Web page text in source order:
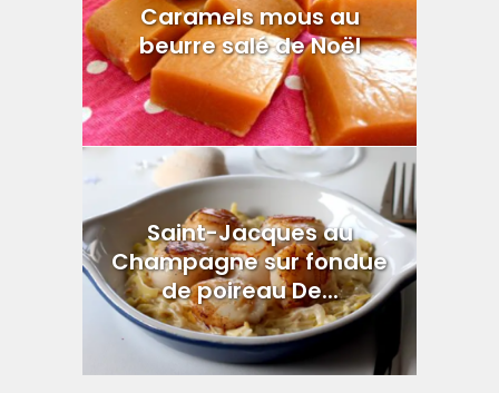
Caramels mous au
beurre salé de Noël
Saint-Jacques au
Champagne sur fondue
de poireau De...